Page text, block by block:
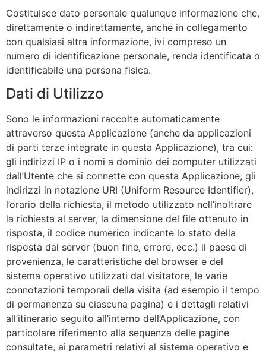
Costituisce dato personale qualunque informazione che,
direttamente o indirettamente, anche in collegamento
con qualsiasi altra informazione, ivi compreso un
numero di identificazione personale, renda identificata o
identificabile una persona fisica.
Dati di Utilizzo
Sono le informazioni raccolte automaticamente
attraverso questa Applicazione (anche da applicazioni
di parti terze integrate in questa Applicazione), tra cui:
gli indirizzi IP o i nomi a dominio dei computer utilizzati
dall’Utente che si connette con questa Applicazione, gli
indirizzi in notazione URI (Uniform Resource Identifier),
l’orario della richiesta, il metodo utilizzato nell’inoltrare
la richiesta al server, la dimensione del file ottenuto in
risposta, il codice numerico indicante lo stato della
risposta dal server (buon fine, errore, ecc.) il paese di
provenienza, le caratteristiche del browser e del
sistema operativo utilizzati dal visitatore, le varie
connotazioni temporali della visita (ad esempio il tempo
di permanenza su ciascuna pagina) e i dettagli relativi
all’itinerario seguito all’interno dell’Applicazione, con
particolare riferimento alla sequenza delle pagine
consultate, ai parametri relativi al sistema operativo e